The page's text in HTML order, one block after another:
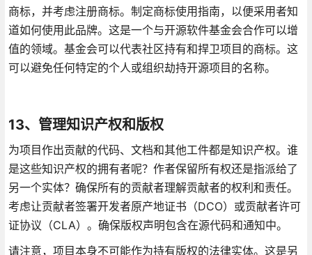
商标，并考虑注册商标。制定商标使用指南，以便采用者知
道如何使用此品牌。这是一个与开源软件基金会合作可以增
值的领域。基金会可以代表社区持有和捍卫项目的商标。这
可以避免任何特定的个人或组织劫持开源项目的名称。
13、管理知识产权和版权
为项目作出贡献的代码、文档和其他工件都是知识产权。谁
是这些知识产权的拥有者呢？作者保留所有权还是指派给了
另一个实体？确保所有的贡献者理解贡献者的权利和责任。
考虑让贡献者签署开发者原产地证书（DCO）或贡献者许可
证协议（CLA）。确保版权声明包含在源代码和通知中。
请注意，项目本身不可能作为持有版权的法律实体。这是另